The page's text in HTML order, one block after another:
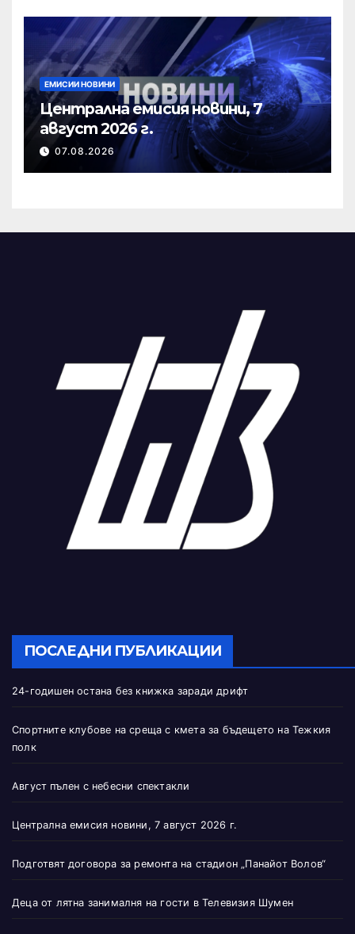
ЕМИСИИ НОВИНИ
Централна емисия новини, 7
август 2026 г.
07.08.2026
ПОСЛЕДНИ ПУБЛИКАЦИИ
24-годишен остана без книжка заради дрифт
Спортните клубове на среща с кмета за бъдещето на Тежкия
полк
Август пълен с небесни спектакли
Централна емисия новини, 7 август 2026 г.
Подготвят договора за ремонта на стадион „Панайот Волов“
Деца от лятна занималня на гости в Телевизия Шумен